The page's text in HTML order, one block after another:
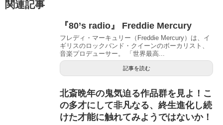
関連記事
『80’s radio』 Freddie Mercury
フレディ・マーキュリー（Freddie Mercury）は、イ
ギリスのロックバンド・クイーンのボーカリスト、
音楽プロデューサー。 「世界最高...
記事を読む
北斎晩年の鬼気迫る作品群を見よ！こ
の多才にして非凡なる、終生進化し続
けた才能に触れてみようではないか！